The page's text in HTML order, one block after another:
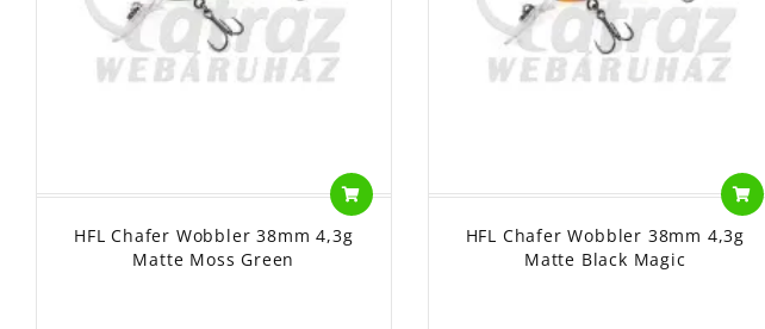
HFL Chafer Wobbler 38mm 4,3g
Matte Moss Green
HFL Chafer Wobbler 38mm 4,3g
Matte Black Magic